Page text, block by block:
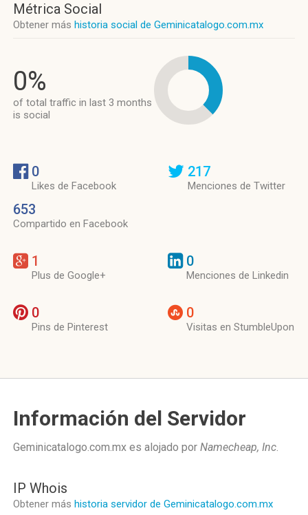
Métrica Social
Obtener más historia social de Geminicatalogo.com.mx
0%
of total traffic in last 3 months
is social
0
Likes de Facebook
653
Compartido en Facebook
217
Menciones de Twitter
1
Plus de Google+
0
Menciones de Linkedin
0
Pins de Pinterest
0
Visitas en StumbleUpon
Información del Servidor
Geminicatalogo.com.mx es alojado por Namecheap, Inc.
IP Whois
Obtener más historia servidor de Geminicatalogo.com.mx